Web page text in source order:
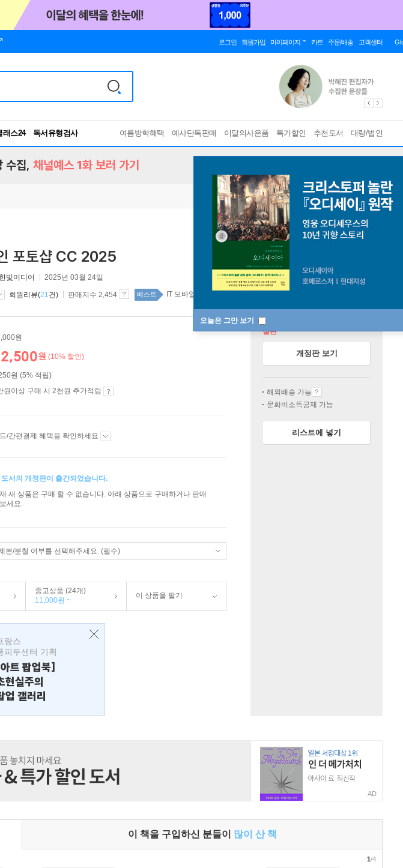
로그인 회원가입 마이페이지 카트 주문/배송 고객센터
래스24
독서유형검사
RBTI Lab
여름방학혜택 예사단독판매 이달의사은품 특가할인 추천도서 대량/법인
오늘은 그만 보기
수집, 채널예스 1화 보러 가기
포토샵 CC 2025
한빛미디어 2025년 03월 24일
회원리뷰(21건) 판매지수 2,454 베스트 IT 모바일 top100 15주
원
원 (10% 할인)
원 (5% 적립)
원이상 구매 시 2천원 추가적립
/간편결제 혜택을 확인하세요
도서의 개정판이 출간되었습니다.
새 상품은 구매 할 수 없습니다. 아래 상품으로 구매하거나 판매
세요.
본/분철 여부를 선택해주세요. (필수)
중고상품 (24개)
11,000원 ~
이 상품을 팔기
랑스
피두센터 기획
트 팝업북]
현실주의
업 갤러리
절판
개정판 보기
해외배송 가능
문화비소득공제 가능
리스트에 넣기
AD
이 책을 구입하신 분들이 많이 산 책
1/4